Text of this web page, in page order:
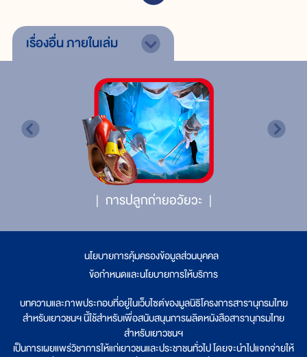
เรื่องอื่นภายในเล่ม
การปลูกถ่ายอวัยวะ
นโยบายการคุ้มครองข้อมูลส่วนบุคคล
ข้อกำหนดและนโยบายการให้บริการ
บทความและภาพประกอบที่อยู่ในเว็บไซต์ของมูลนิธิโครงการสารานุกรมไทย
สำหรับเยาวชนฯ นี้ใช้สำหรับเพื่อสนับสนุนการผลิตหนังสือสารานุกรมไทย
สำหรับเยาวชนฯ
เป็นการเผยแพร่วิชาการให้แก่เยาวชนและประชาชนทั่วไป โดยจะนำไปแจกจ่ายให้